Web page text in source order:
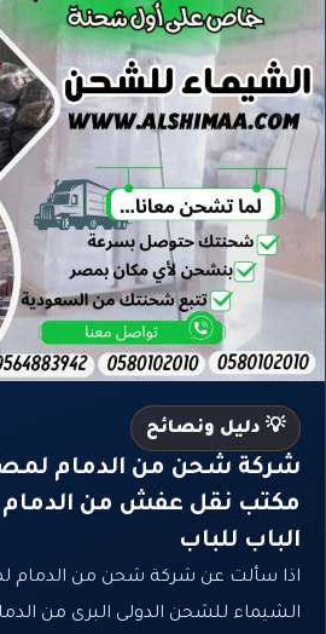
💡 دليل ونصائح
مكتب نقل عفش من
الباب للباب
اذا سألت عن شركة شحن من الدمام
الشيماء للشحن الدولى البرى من